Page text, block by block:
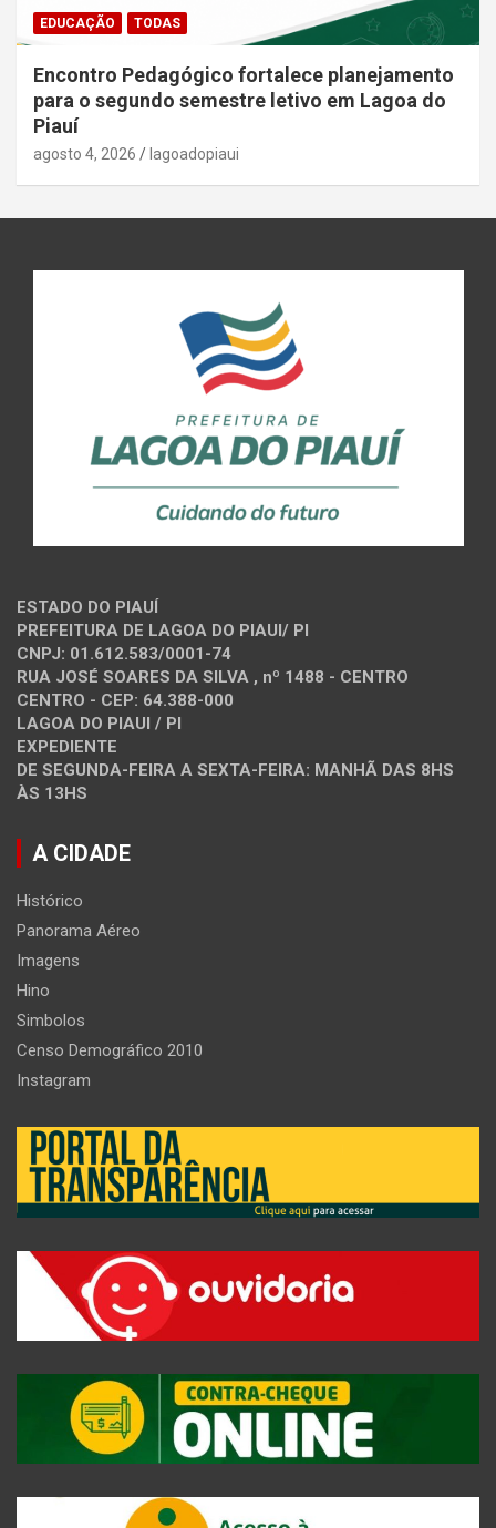
EDUCAÇÃO TODAS
Encontro Pedagógico fortalece planejamento
para o segundo semestre letivo em Lagoa do
Piauí
agosto 4, 2026 lagoadopiaui
ESTADO DO PIAUÍ
PREFEITURA DE LAGOA DO PIAUI/ PI
CNPJ: 01.612.583/0001-74
RUA JOSÉ SOARES DA SILVA , nº 1488 - CENTRO
CENTRO - CEP: 64.388-000
LAGOA DO PIAUI / PI
EXPEDIENTE
DE SEGUNDA-FEIRA A SEXTA-FEIRA: MANHÃ DAS 8HS
ÀS 13HS
A CIDADE
Histórico
Panorama Aéreo
Imagens
Hino
Simbolos
Censo Demográfico 2010
Instagram